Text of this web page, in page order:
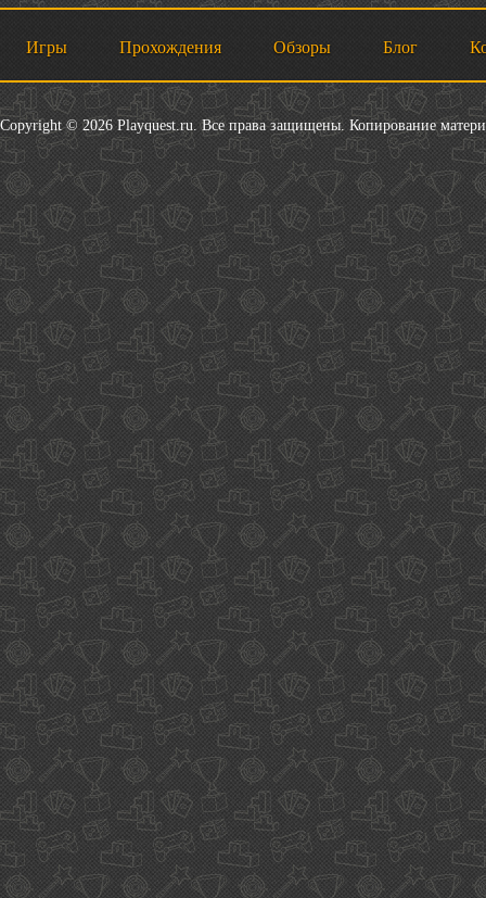
Игры Прохождения Обзоры Блог
Copyright © 2026 Playquest.ru. Все права защищены. Копирование